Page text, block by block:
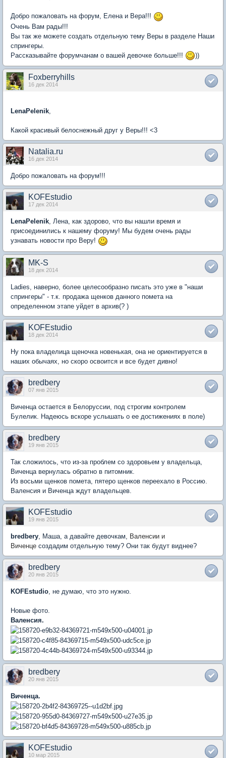
Добро пожаловать на форум, Елена и Вера!!!
Очень Вам рады!!!
Вы так же можете создать отдельную тему Веры в разделе Наши
спрингеры.
Рассказывайте форумчанам о вашей девочке больше!!!
))
Foxberryhills
16 дек 2014
LenaPelenik,
Какой красивый белоснежный друг у Веры!!! <3
Natalia.ru
16 дек 2014
Добро пожаловать на форум!!!
KOFEstudio
17 дек 2014
LenaPelenik, Лена, как здорово, что вы нашли время и
присоединились к нашему форуму! Мы будем очень рады
узнавать новости про Веру!
MK-S
18 дек 2014
Ladies, наверно, более целесообразно писать это уже в "наши
спрингеры" - т.к. продажа щенков данного помета на
определенном этапе уйдет в архив(? )
KOFEstudio
18 дек 2014
Ну пока владелица щеночка новенькая, она не ориентируется в
наших обычаях, но скоро освоится и все будет дивно!
bredbery
07 янв 2015
Виченца остается в Белоруссии, под строгим контролем
Булелик. Надеюсь вскоре услышать о ее достижениях в поле)
bredbery
19 янв 2015
Так сложилось, что из-за проблем со здоровьем у владельца,
Виченца вернулась обратно в питомник.
Из восьми щенков помета, пятеро щенков переехало в Россию.
Валенсия и Виченца ждут владельцев.
KOFEstudio
19 янв 2015
bredbery , Маша, а давайте девочкам,
Валенсии и
Виченце создадим отдельную тему? Они так будут виднее?
bredbery
20 янв 2015
KOFEstudio , не думаю, что это нужно.
Новые фото.
Валенсия.
bredbery
20 янв 2015
Виченца.
KOFEstudio
10 мар 2015